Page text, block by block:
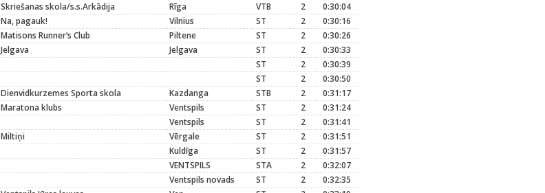
Skriešanas skola/s.s.Arkādija Rīga VTB 2
0:30:04
Na, pagauk! Vilnius ST 2
0:30:16
Matisons Runner’s Club Piltene ST 2
0:30:26
Jelgava Jelgava ST 2
0:30:33
ST 2
0:30:39
ST 2
0:30:50
Dienvidkurzemes Sporta skola Kazdanga STB 2
0:31:17
Maratona klubs Ventspils ST 2
0:31:24
Ventspils ST 2
0:31:41
Miltiņi Vērgale ST 2
0:31:51
Kuldīga ST 2
0:31:57
VENTSPILS STA 2
0:32:07
Ventspils novads ST 2
0:32:35